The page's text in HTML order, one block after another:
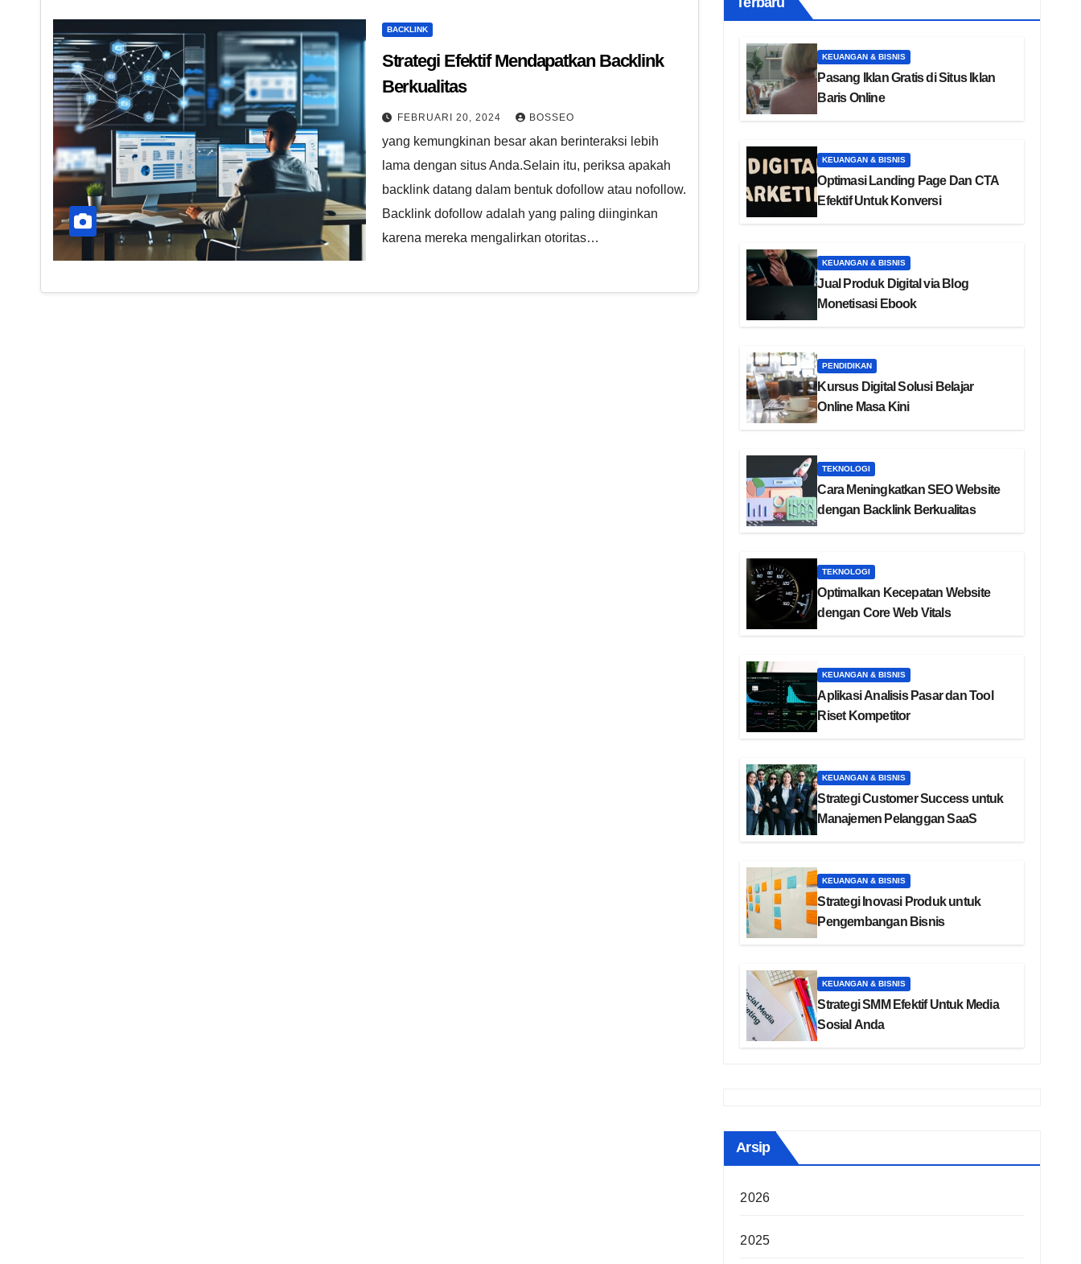
BACKLINK
Strategi Efektif Mendapatkan Backlink
Berkualitas
FEBRUARI 20, 2024 BOSSEO
yang kemungkinan besar akan berinteraksi lebih
lama dengan situs Anda.Selain itu, periksa apakah
backlink datang dalam bentuk dofollow atau nofollow.
Backlink dofollow adalah yang paling diinginkan
karena mereka mengalirkan otoritas…
KEUANGAN & BISNIS
Pasang Iklan Gratis di Situs Iklan
Baris Online
KEUANGAN & BISNIS
Optimasi Landing Page Dan CTA
Efektif Untuk Konversi
KEUANGAN & BISNIS
Jual Produk Digital via Blog
Monetisasi Ebook
PENDIDIKAN
Kursus Digital Solusi Belajar
Online Masa Kini
TEKNOLOGI
Cara Meningkatkan SEO Website
dengan Backlink Berkualitas
TEKNOLOGI
Optimalkan Kecepatan Website
dengan Core Web Vitals
KEUANGAN & BISNIS
Aplikasi Analisis Pasar dan Tool
Riset Kompetitor
KEUANGAN & BISNIS
Strategi Customer Success untuk
Manajemen Pelanggan SaaS
KEUANGAN & BISNIS
Strategi Inovasi Produk untuk
Pengembangan Bisnis
KEUANGAN & BISNIS
Strategi SMM Efektif Untuk Media
Sosial Anda
Arsip
2026
2025